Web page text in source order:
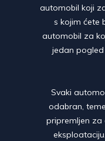
automobil koji
s kojim ćete
automobil za
jedan
Svaki
odabran,
pripremljen za